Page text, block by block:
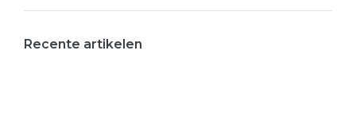
Recente artikelen